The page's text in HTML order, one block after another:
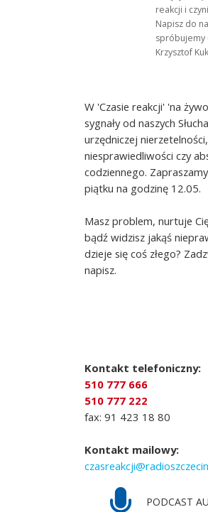
reakcji i
Napisz do
spróbujemy
Krzysztof
W 'Czasie reakcji' 'na
sygnały od naszych
urzędniczej
niesprawiedliwości czy
codziennego.
piątku na godzinę 12.05.
Masz problem, nurtuje
bądź widzisz jakąś
dzieje się coś złego?
napisz.
Kontakt telefoniczny:
510 777 666
510 777 222
fax: 91 423 18 80
Kontakt mailowy:
PODCAST